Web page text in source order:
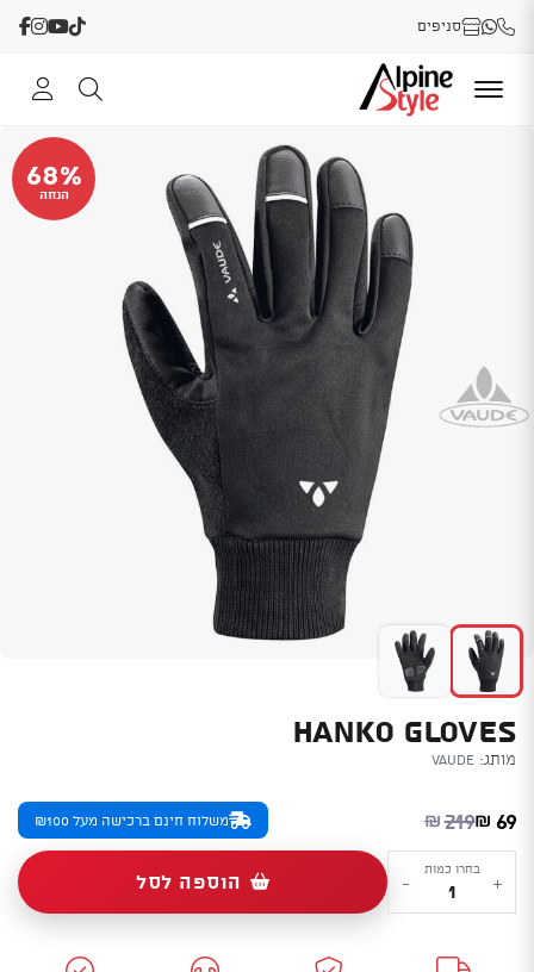
סניפים
HANKO GLOVES
מותג: Vaude
68%
הנחה
₪ 219
המחיר המקורי היה: ₪219.
₪ 69
המחיר הנוכחי הוא: ₪69. משלוח חינם ברכישה מעל ₪100
+
כמות
של
Gloves
בחרו כמות
- הוספה לסל